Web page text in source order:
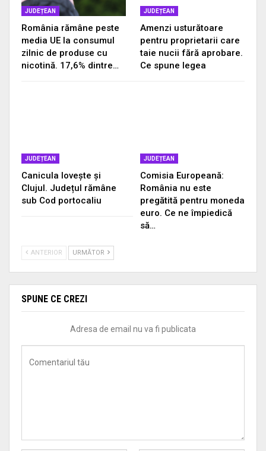
JUDEȚEAN
România rămâne peste
media UE la consumul
zilnic de produse cu
nicotină. 17,6% dintre…
JUDEȚEAN
Amenzi usturătoare
pentru proprietarii care
taie nucii fără aprobare.
Ce spune legea
JUDEȚEAN
Canicula lovește și
Clujul. Județul rămâne
sub Cod portocaliu
JUDEȚEAN
Comisia Europeană:
România nu este
pregătită pentru moneda
euro. Ce ne împiedică
să…
ANTERIOR URMĂTOR
SPUNE CE CREZI
Adresa de email nu va fi publicata